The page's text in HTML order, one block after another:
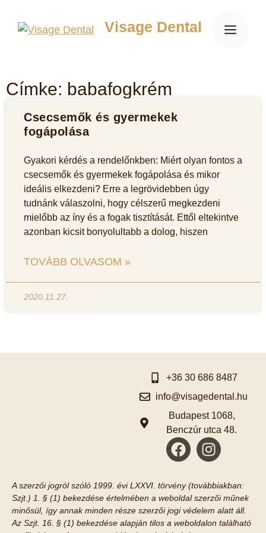
Visage Dental
Címke: babafogkrém
Csecsemők és gyermekek
fogápolása
Gyakori kérdés a rendelőnkben: Miért olyan fontos a
csecsemők és gyermekek fogápolása és mikor
ideális elkezdeni? Erre a legrövidebben úgy
tudnánk válaszolni, hogy célszerű megkezdeni
mielőbb az íny és a fogak tisztítását. Ettől eltekintve
azonban kicsit bonyolultabb a dolog, hiszen
TOVÁBB OLVASOM »
2020.11.27.
+36 30 686 8487
info@visagedental.hu
Budapest 1068,
Benczúr utca 48.
A szerzői jogról szóló 1999. évi LXXVI. törvény (továbbiakban:
Szjt.) 1. § (1) bekezdése értelmében a weboldal szerzői műnek
minősül, így annak minden része szerzői jogi védelem alatt áll.
Az Szjt. 16. § (1) bekezdése alapján tilos a weboldalon található